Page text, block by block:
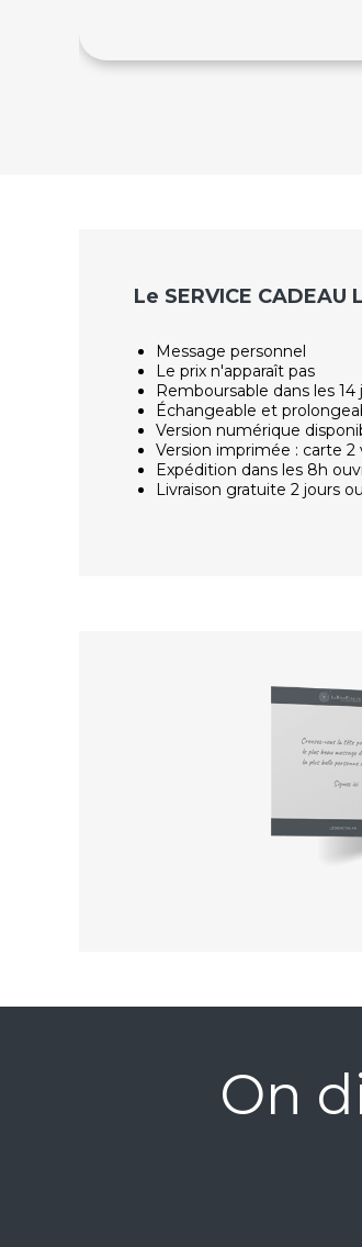
Le SERVICE
Message personnel
Le prix n'apparaît pas
Remboursable dans les
Échangeable et
Version numérique
Version imprimée : carte
Expédition dans les 8h
Livraison gratuite 2 jours
On